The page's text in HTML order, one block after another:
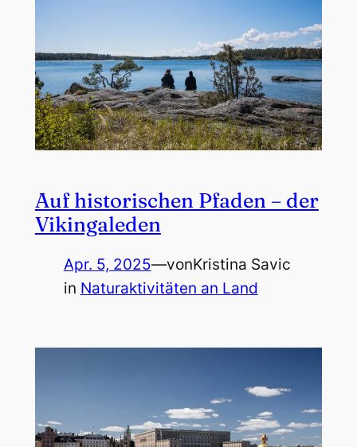
Auf historischen Pfaden – der
Vikingaleden
Apr. 5, 2025—vonKristina Savic
in Naturaktivitäten an Land